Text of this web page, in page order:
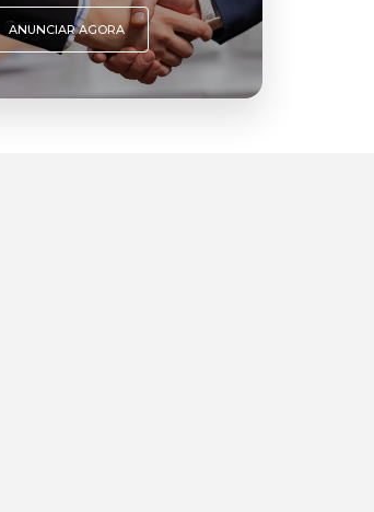
ANUNCIAR AGORA